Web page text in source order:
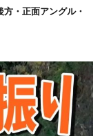
・正面アングル・